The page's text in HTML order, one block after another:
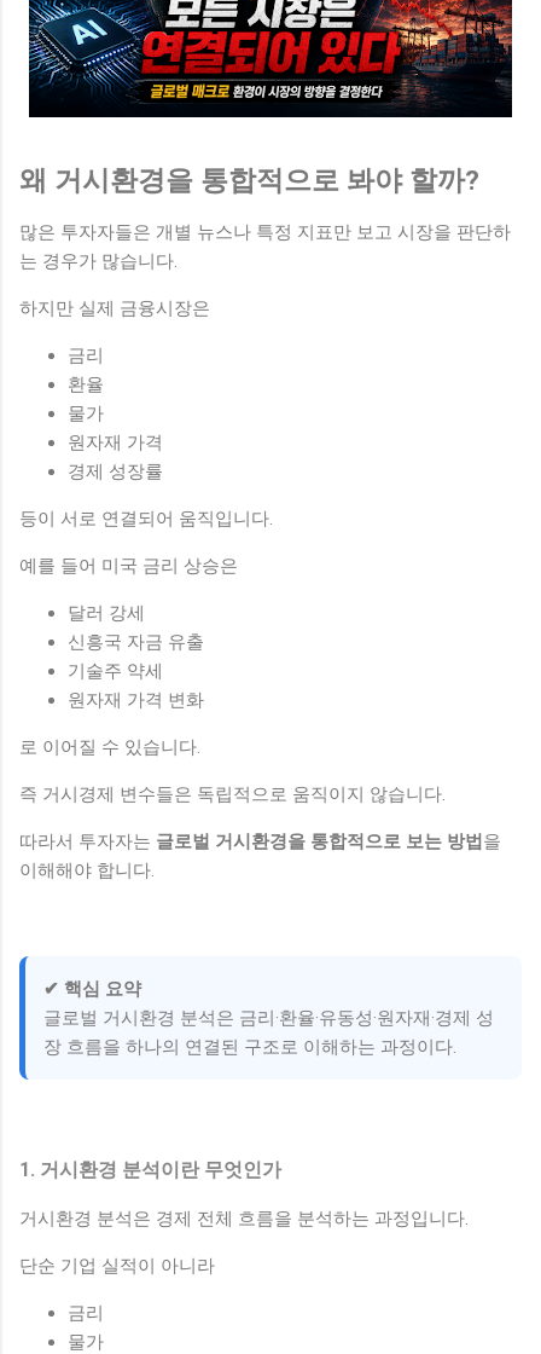
왜 거시환경을 통합적으로 봐야 할까?
많은 투자자들은 개별 뉴스나 특정 지표만 보고 시장을 판단하
는 경우가 많습니다.
하지만 실제 금융시장은
금리
환율
물가
원자재 가격
경제 성장률
등이 서로 연결되어 움직입니다.
예를 들어 미국 금리 상승은
달러 강세
신흥국 자금 유출
기술주 약세
원자재 가격 변화
로 이어질 수 있습니다.
즉 거시경제 변수들은 독립적으로 움직이지 않습니다.
따라서 투자자는 글로벌 거시환경을 통합적으로 보는 방법 을
이해해야 합니다.
✔ 핵심 요약
글로벌 거시환경 분석은 금리·환율·유동성·원자재·경제 성
장 흐름을 하나의 연결된 구조로 이해하는 과정이다.
1. 거시환경 분석이란 무엇인가
거시환경 분석은 경제 전체 흐름을 분석하는 과정입니다.
단순 기업 실적이 아니라
금리
물가